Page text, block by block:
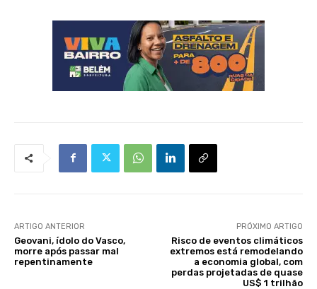
ARTIGO ANTERIOR
Geovani, ídolo do Vasco,
morre após passar mal
repentinamente
PRÓXIMO ARTIGO
Risco de eventos climáticos
extremos está remodelando
a economia global, com
perdas projetadas de quase
US$ 1 trilhão